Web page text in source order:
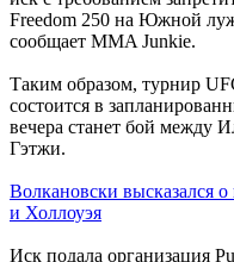
Freedom 250 на Южной
сообщает MMA Junkie.
Таким образом, турнир
состоится в
вечера станет бой между
Гэтжи.
Волкановски высказался
и Холлоуэя
Иск подала организация